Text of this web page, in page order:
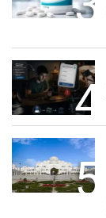
4
5